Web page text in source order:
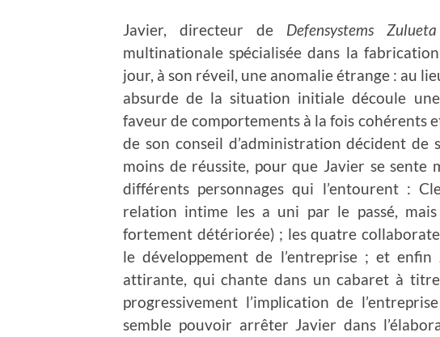
Javier, directeur de Defensystems
multinationale spécialisée dans la
jour, à son réveil, une anomalie étrange : au
absurde de la situation initiale découle
faveur de comportements à la fois cohérents
de son conseil d’administration décident de
moins de réussite, pour que Javier se sente
différents personnages qui l’entourent :
relation intime les a uni par le passé,
fortement détériorée) ; les quatre
le développement de l’entreprise ; et enfin
attirante, qui chante dans un cabaret à
progressivement l’implication de
semble pouvoir arrêter Javier dans